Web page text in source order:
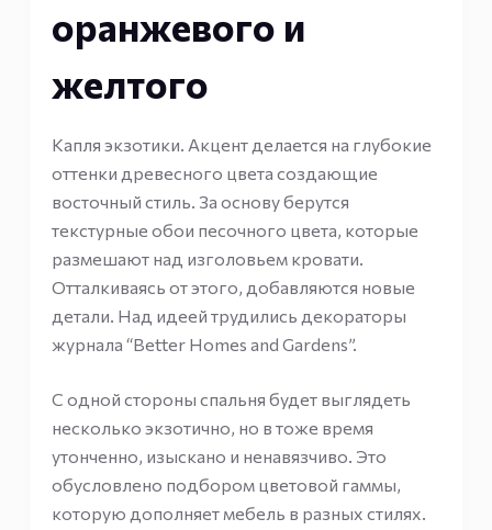
оранжевого и
желтого
Капля экзотики. Акцент делается на глубокие
оттенки древесного цвета создающие
восточный стиль. За основу берутся
текстурные обои песочного цвета, которые
размешают над изголовьем кровати.
Отталкиваясь от этого, добавляются новые
детали. Над идеей трудились декораторы
журнала “Better Homes and Gardens”.
С одной стороны спальня будет выглядеть
несколько экзотично, но в тоже время
утонченно, изыскано и ненавязчиво. Это
обусловлено подбором цветовой гаммы,
которую дополняет мебель в разных стилях.